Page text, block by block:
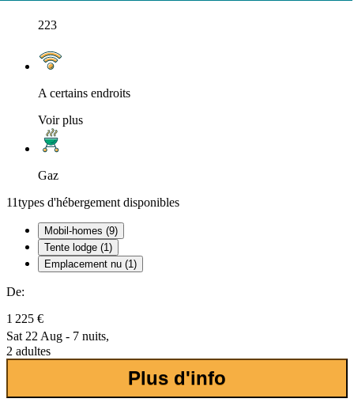
223
A certains endroits
Voir plus
Gaz
11types d'hébergement disponibles
Mobil-homes (9)
Tente lodge (1)
Emplacement nu (1)
De:
1 225 €
Sat 22 Aug - 7 nuits,
2 adultes
Plus d'info